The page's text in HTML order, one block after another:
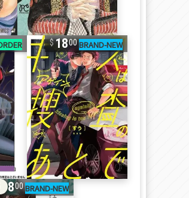
1800
1800